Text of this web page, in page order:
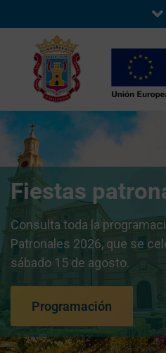
Fiestas
Consulta toda la
Patronales 2026, que se
sábado 15 de agosto.
Programación